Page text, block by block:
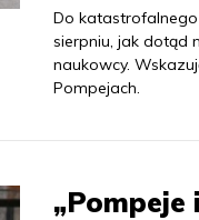
Do
sierpniu, jak dotąd
naukowcy.
Pompejach.